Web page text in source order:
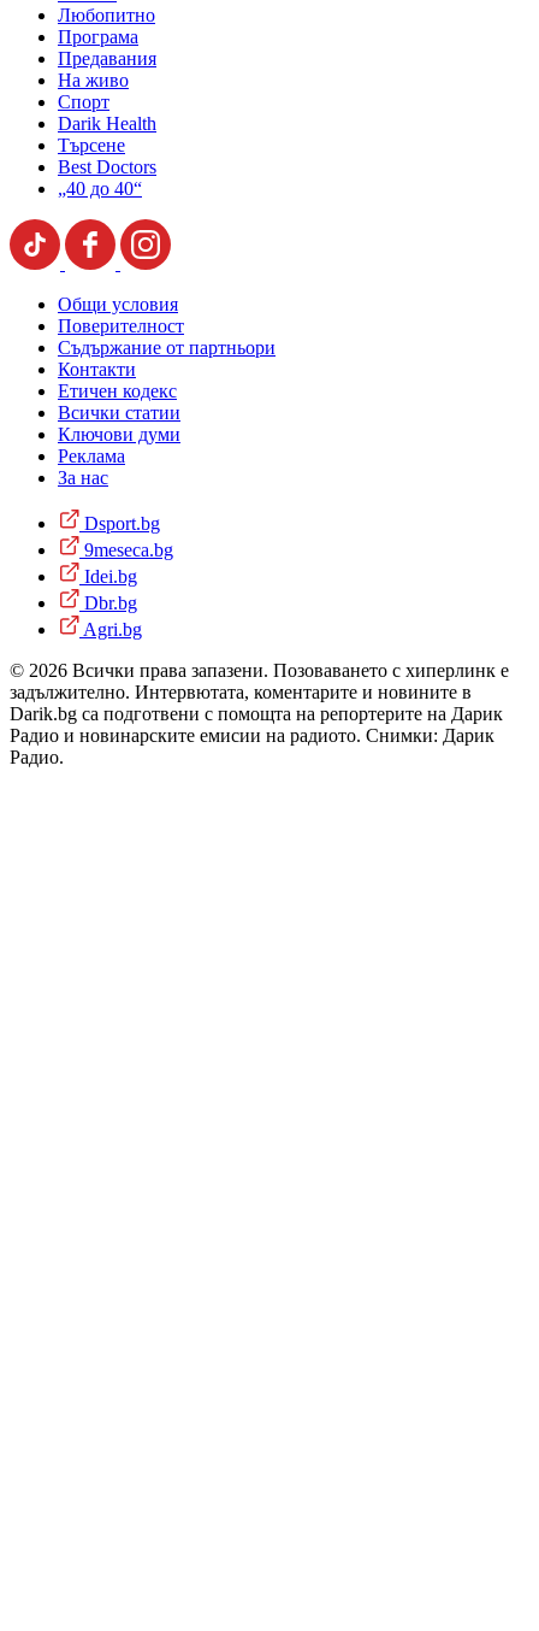
Любопитно
Програма
Предавания
На живо
Спорт
Darik Health
Търсене
Best Doctors
„40 до 40“
Общи условия
Поверителност
Съдържание от партньори
Контакти
Етичен кодекс
Всички статии
Ключови думи
Реклама
За нас
Dsport.bg
9meseca.bg
Idei.bg
Dbr.bg
Agri.bg
© 2026 Всички права запазени. Позоваването с хиперлинк е
задължително. Интервютата, коментарите и новините в
Darik.bg са подготвени с помощта на репортерите на Дарик
Радио и новинарските емисии на радиото. Снимки: Дарик
Радио.